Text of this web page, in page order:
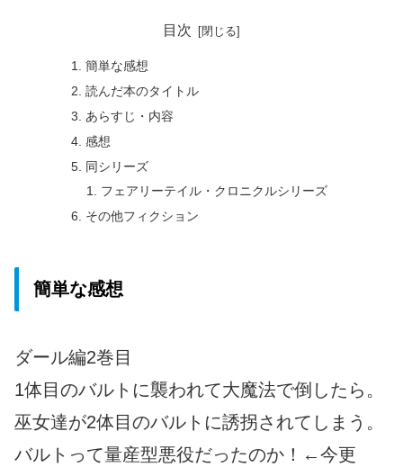
目次
簡単な感想
読んだ本のタイトル
あらすじ・内容
感想
同シリーズ
フェアリーテイル・クロニクルシリーズ
その他フィクション
簡単な感想
ダール編2巻目
1体目のバルトに襲われて大魔法で倒したら。
巫女達が2体目のバルトに誘拐されてしまう。
バルトって量産型悪役だったのか！←今更